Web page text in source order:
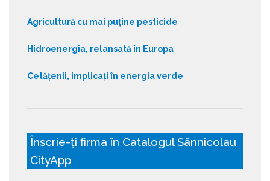
Agricultură cu mai puține pesticide
Hidroenergia, relansată în Europa
Cetățenii, implicați în energia verde
Înscrie-ți firma în Catalogul Sânnicolau
CityApp